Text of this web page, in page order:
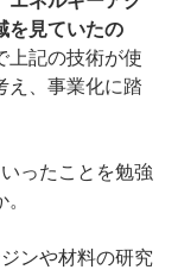
を⾒ていたの
上記の技術が使
え、事業化に踏
ったことを勉強
ンや材料の研究